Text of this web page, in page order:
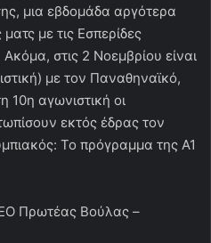
μια εβδομάδα αργότερα
με τις Εσπερίδες
στις 2 Νοεμβρίου είναι
με τον Παναθηναϊκό,
10η αγωνιστική οι
εκτός έδρας τον
Το πρόγραμμα της Α1
Πρωτέας Βούλας –